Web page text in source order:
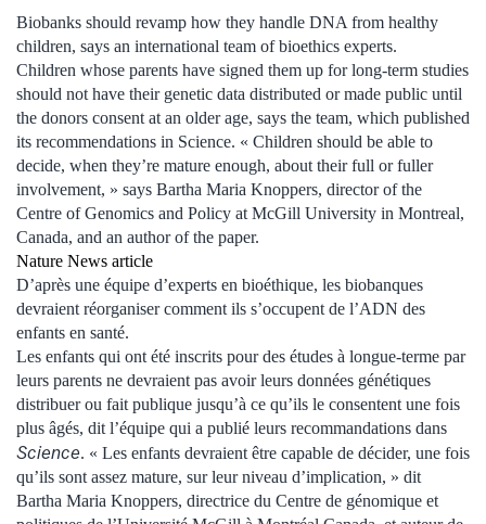
Biobanks should revamp how they handle DNA from healthy
children, says an international team of bioethics experts.
Children whose parents have signed them up for long-term studies
should not have their genetic data distributed or made public until
the donors consent at an older age, says the team, which published
its recommendations in Science. « Children should be able to
decide, when they’re mature enough, about their full or fuller
involvement, » says Bartha Maria Knoppers, director of the
Centre of Genomics and Policy at McGill University in Montreal,
Canada, and an author of the paper.
Nature News article
D’après une équipe d’experts en bioéthique, les biobanques
devraient réorganiser comment ils s’occupent de l’ADN des
enfants en santé.
Les enfants qui ont été inscrits pour des études à longue-terme par
leurs parents ne devraient pas avoir leurs données génétiques
distribuer ou fait publique jusqu’à ce qu’ils le consentent une fois
plus âgés, dit l’équipe qui a publié leurs recommandations dans
Science. « Les enfants devraient être capable de décider, une fois
qu’ils sont assez mature, sur leur niveau d’implication, » dit
Bartha Maria Knoppers, directrice du Centre de génomique et